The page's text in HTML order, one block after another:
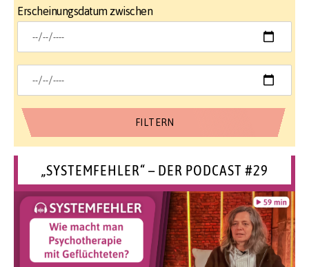
Erscheinungsdatum zwischen
„SYSTEMFEHLER“ – DER PODCAST #29